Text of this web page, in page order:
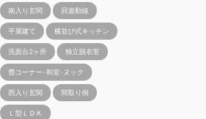
南入り玄関 回遊動線
平屋建て 横並び式キッチン
洗面台2ヶ所 独立脱衣室
畳コーナー･和室･ヌック
西入り玄関 間取り例
Ｌ型ＬＤＫ